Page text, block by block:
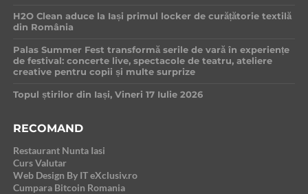
H2O Clean aduce la Iași primul locker de curățătorie textilă
din România
Palas Summer Fest transformă serile de vară în experiențe
de festival: concerte live, spectacole de teatru, ateliere
creative pentru copii și multe surprize
Topul știrilor din Iași, Vineri 17 Iulie 2026
RECOMAND
Restaurant Nunta Iasi
Curs Valutar
Web Design By IT eXclusiv.ro
Cumpara Bitcoin Romania